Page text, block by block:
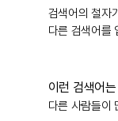
검색어의 철자
다른 검색어를
이런 검색어
다른 사람들이